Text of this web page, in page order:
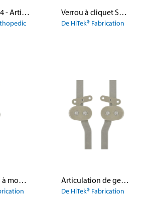
Modèle 1014 - Articulation de genou à verrou à cliquetMC Verrou à cliquet Switch Back
De HiTek® Fabrication
Articulation à mouvement libre Micro-Line Articulation de genou Micro-Line
De HiTek® Fabrication